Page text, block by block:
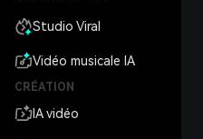
Studio Viral
Vidéo musicale IA
CRÉATION
IA vidéo